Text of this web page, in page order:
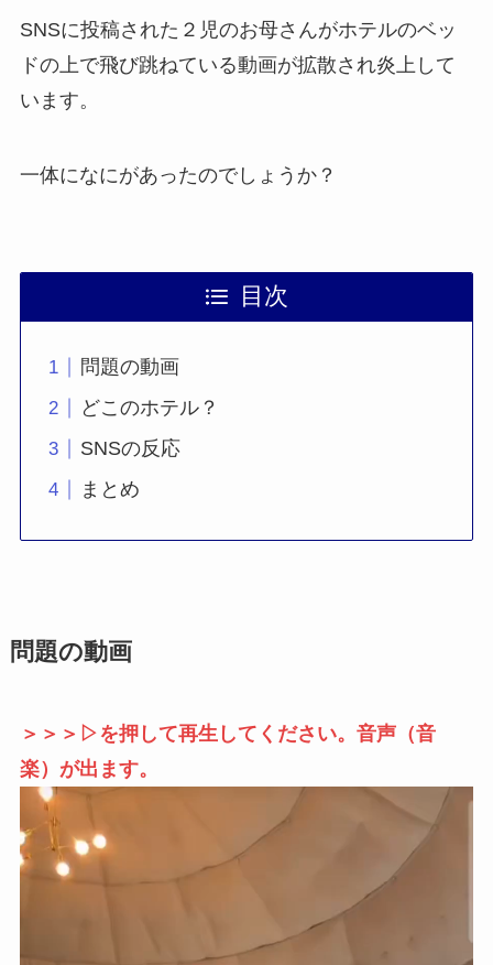
SNSに投稿された２児のお母さんがホテルのベッ
ドの上で飛び跳ねている動画が拡散され炎上して
います。
一体になにがあったのでしょうか？
目次
問題の動画
どこのホテル？
SNSの反応
まとめ
問題の動画
＞＞＞▷を押して再生してください。音声（音
楽）が出ます。